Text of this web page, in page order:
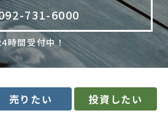
託
必要な範囲内において、個人情報の取
する場合があります。委託先の選定に
先との間で必要な契約を締結し、適切
いて
731-6000
時間受付中！
売りたい 投資したい